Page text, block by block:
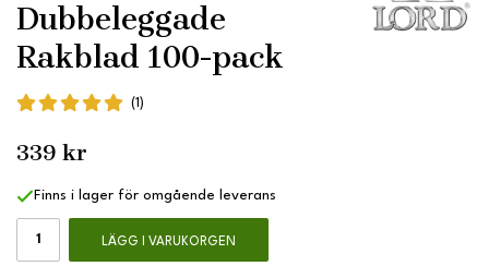
Dubbeleggade
Rakblad 100-pack
(1)
339 kr
Finns i lager för omgående leverans
LÄGG I VARUKORGEN